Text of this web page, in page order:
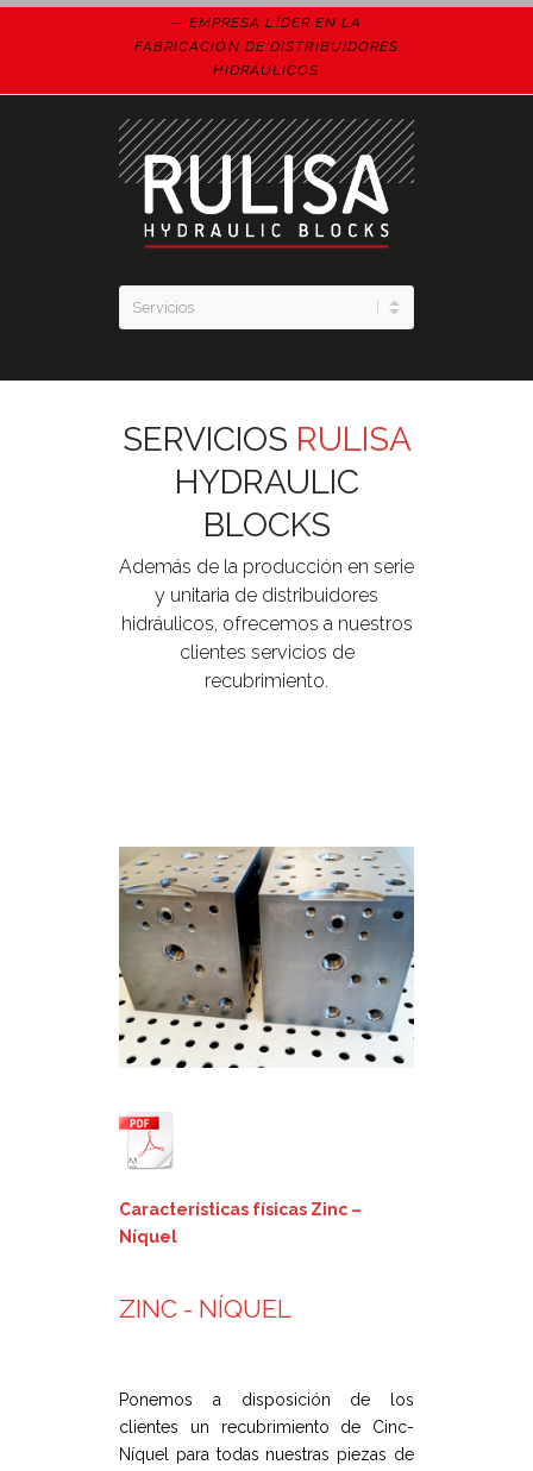
EMPRESA LÍDER EN LA
FABRICACIÓN DE DISTRIBUIDORES
HIDRÁULICOS
SERVICIOS RULISA
HYDRAULIC
BLOCKS
Además de la producción en serie
y unitaria de distribuidores
hidráulicos, ofrecemos a nuestros
clientes servicios de
recubrimiento.
Características físicas Zinc –
Níquel
ZINC - NÍQUEL
Ponemos a disposición de los
clientes un recubrimiento de Cinc-
Níquel para todas nuestras piezas de